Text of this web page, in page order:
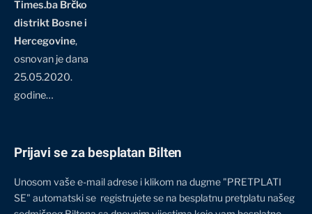
Times.ba Brčko
distrikt Bosne i
Hercegovine,
osnovan je dana
25.05.2020.
godine…
Prijavi se za besplatan Bilten
Unosom vaše e-mail adrese i klikom na dugme "PRETPLATI
SE" automatski se registrujete se na besplatnu pretplatu našeg